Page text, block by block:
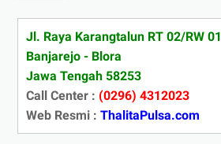
Jl. Raya Karangtalun RT 02/RW 01
Banjarejo - Blora
Jawa Tengah 58253
Call Center : (0296) 4312023
Web Resmi : ThalitaPulsa.com